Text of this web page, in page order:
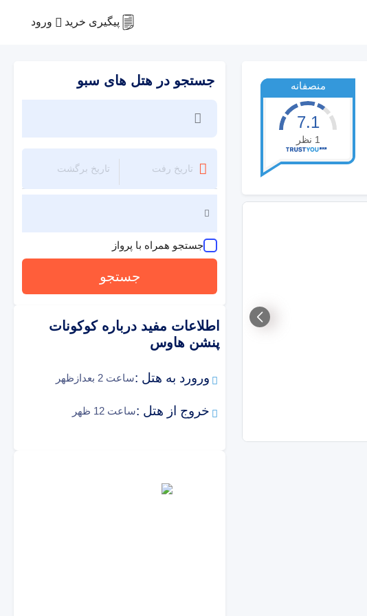
پیگیری خرید ورود
منصفانه
7.1
1 نظر
جستجو در هتل های سبو
جستجو همراه با پرواز
جستجو
اطلاعات مفید درباره کوکونات
پنشن هاوس
ورورد به هتل :ساعت 2 بعدازظهر
خروج از هتل :ساعت 12 ظهر